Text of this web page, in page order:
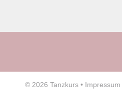
© 2026 Tanzkurs • Impressum